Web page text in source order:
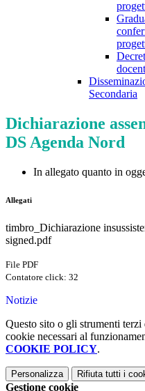
Secondaria
Dichiarazione
DS Agenda Nord
In allegato quanto in
Allegati
timbro_Dichiarazione
signed.pdf
File PDF
Contatore click: 32
Notizie
Questo sito o gli strumenti
cookie necessari al
COOKIE POLICY.
Personalizza Rifiuta tutti i
Gestione cookie